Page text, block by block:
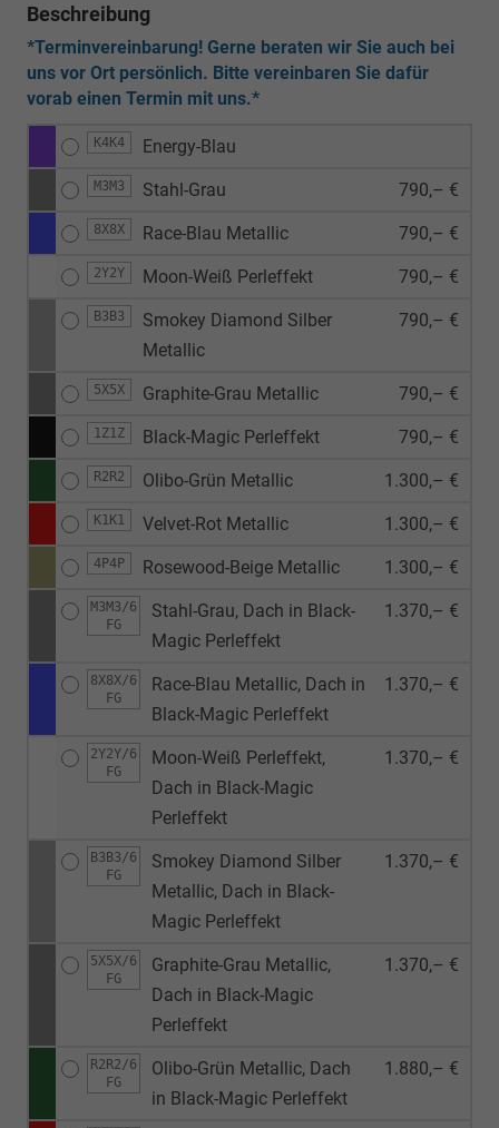
Beschreibung
*Terminvereinbarung! Gerne beraten wir Sie auch bei
uns vor Ort persönlich. Bitte vereinbaren Sie dafür
vorab einen Termin mit uns.*
K4K4 Energy-Blau
M3M3 Stahl-Grau 790,– €
8X8X Race-Blau Metallic 790,– €
2Y2Y Moon-Weiß Perleffekt 790,– €
B3B3
Smokey Diamond Silber
Metallic
790,– €
5X5X Graphite-Grau Metallic 790,– €
1Z1Z Black-Magic Perleffekt 790,– €
R2R2 Olibo-Grün Metallic 1.300,– €
K1K1 Velvet-Rot Metallic 1.300,– €
4P4P Rosewood-Beige Metallic 1.300,– €
M3M3/6
FG
Stahl-Grau, Dach in Black-
Magic Perleffekt
1.370,– €
8X8X/6
FG
Race-Blau Metallic, Dach in
Black-Magic Perleffekt
1.370,– €
2Y2Y/6
FG
Moon-Weiß Perleffekt,
Dach in Black-Magic
Perleffekt
1.370,– €
B3B3/6
FG
Smokey Diamond Silber
Metallic, Dach in Black-
Magic Perleffekt
1.370,– €
5X5X/6
FG
Graphite-Grau Metallic,
Dach in Black-Magic
Perleffekt
1.370,– €
R2R2/6
FG
Olibo-Grün Metallic, Dach
in Black-Magic Perleffekt
1.880,– €